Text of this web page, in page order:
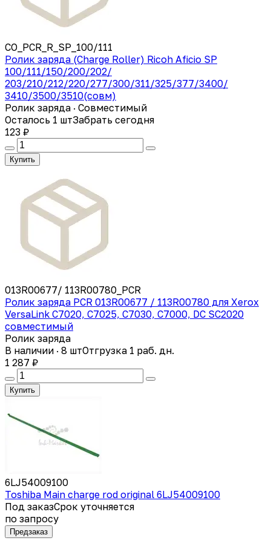
CO_PCR_R_SP_100/111
Ролик заряда (Charge Roller) Ricoh Aficio SP
100/111/150/200/202/
203/210/212/220/277/300/311/325/377/3400/
3410/3500/3510(совм)
Ролик заряда · Совместимый
Осталось 1 штЗабрать сегодня
123 ₽
Купить
013R00677/ 113R00780_PCR
Ролик заряда PCR 013R00677 / 113R00780 для Xerox
VersaLink C7020, C7025, C7030, C7000, DC SC2020
совместимый
Ролик заряда
В наличии · 8 штОтгрузка 1 раб. дн.
1 287 ₽
Купить
6LJ54009100
Toshiba Main charge rod original 6LJ54009100
Под заказСрок уточняется
по запросу
Предзаказ